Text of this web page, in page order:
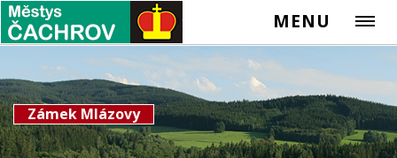
MENU
Zámek Mlázovy